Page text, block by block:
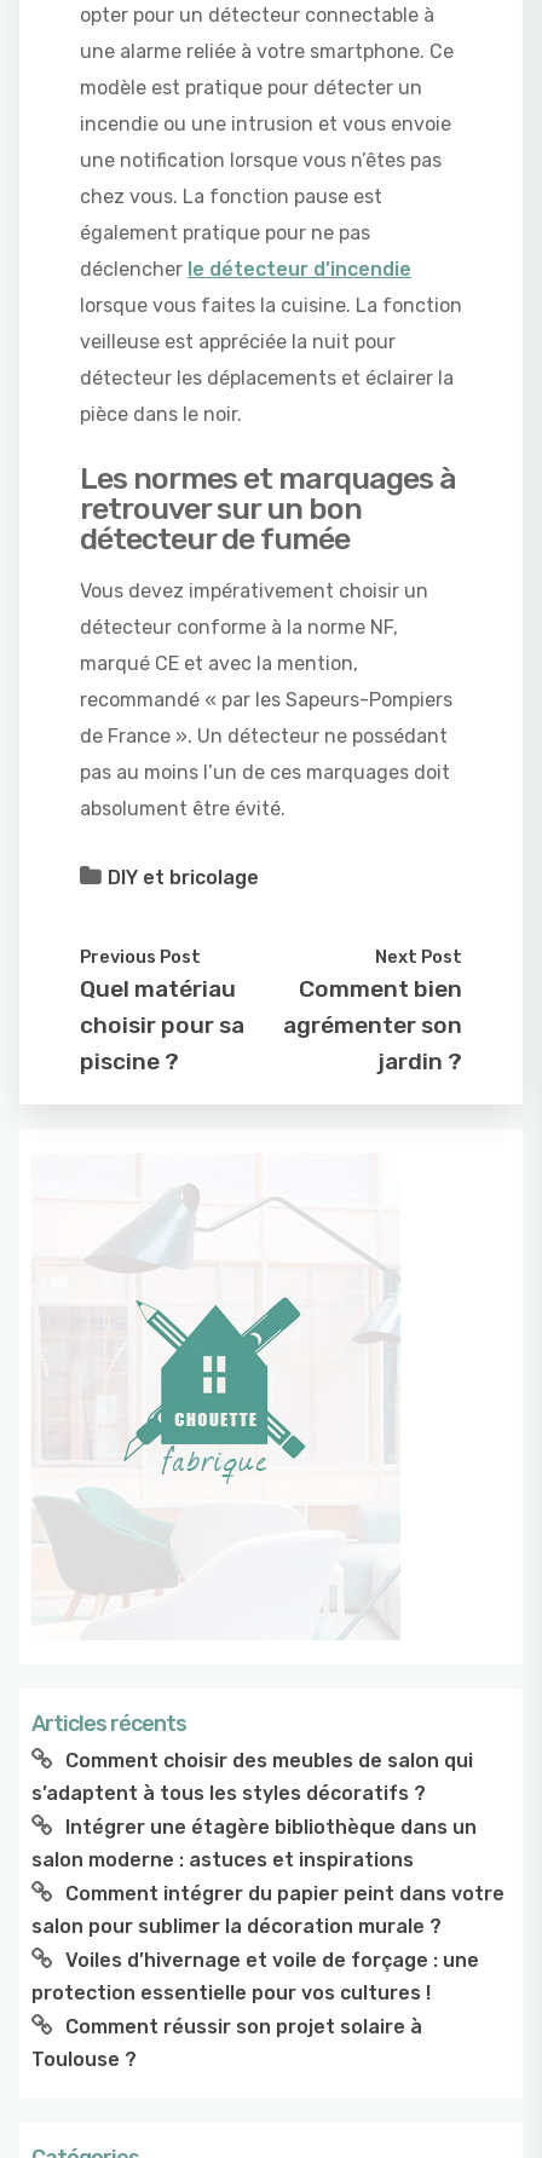
opter pour un détecteur connectable à
une alarme reliée à votre smartphone. Ce
modèle est pratique pour détecter un
incendie ou une intrusion et vous envoie
une notification lorsque vous n’êtes pas
chez vous. La fonction pause est
également pratique pour ne pas
déclencher le détecteur d’incendie
lorsque vous faites la cuisine. La fonction
veilleuse est appréciée la nuit pour
détecteur les déplacements et éclairer la
pièce dans le noir.
Les normes et marquages à
retrouver sur un bon
détecteur de fumée
Vous devez impérativement choisir un
détecteur conforme à la norme NF,
marqué CE et avec la mention,
recommandé « par les Sapeurs-Pompiers
de France ». Un détecteur ne possédant
pas au moins l’un de ces marquages doit
absolument être évité.
DIY et bricolage
Previous Post
Quel matériau
choisir pour sa
piscine ?
Next Post
Comment bien
agrémenter son
jardin ?
Articles récents
Comment choisir des meubles de salon qui
s’adaptent à tous les styles décoratifs ?
Intégrer une étagère bibliothèque dans un
salon moderne : astuces et inspirations
Comment intégrer du papier peint dans votre
salon pour sublimer la décoration murale ?
Voiles d’hivernage et voile de forçage : une
protection essentielle pour vos cultures !
Comment réussir son projet solaire à
Toulouse ?